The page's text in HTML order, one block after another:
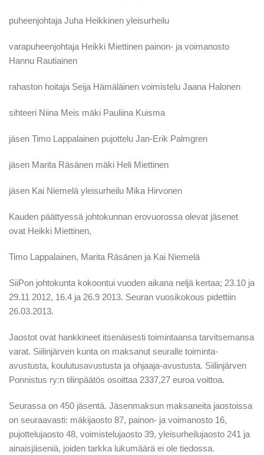
puheenjohtaja Juha Heikkinen yleisurheilu
varapuheenjohtaja Heikki Miettinen painon- ja voimanosto
Hannu Rautiainen
rahaston hoitaja Seija Hämäläinen voimistelu Jaana Halonen
sihteeri Niina Meis mäki Pauliina Kuisma
jäsen Timo Lappalainen pujottelu Jan-Erik Palmgren
jäsen Marita Räsänen mäki Heli Miettinen
jäsen Kai Niemelä yleisurheilu Mika Hirvonen
Kauden päättyessä johtokunnan erovuorossa olevat jäsenet
ovat Heikki Miettinen,
Timo Lappalainen, Marita Räsänen ja Kai Niemelä
SiiPon johtokunta kokoontui vuoden aikana neljä kertaa; 23.10 ja
29.11 2012, 16.4 ja 26.9 2013. Seuran vuosikokous pidettiin
26.03.2013.
Jaostot ovat hankkineet itsenäisesti toimintaansa tarvitsemansa
varat. Siilinjärven kunta on maksanut seuralle toiminta-
avustusta, koulutusavustusta ja ohjaaja-avustusta. Siilinjärven
Ponnistus ry:n tilinpäätös osoittaa 2337,27 euroa voittoa.
Seurassa on 450 jäsentä. Jäsenmaksun maksaneita jaostoissa
on seuraavasti: mäkijaosto 87, painon- ja voimanosto 16,
pujottelujaosto 48, voimistelujaosto 39, yleisurheilujaosto 241 ja
ainaisjäseniä, joiden tarkka lukumäärä ei ole tiedossa.